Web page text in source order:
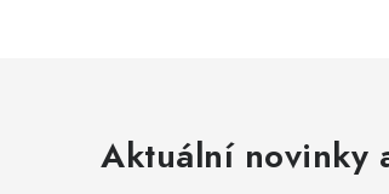
Aktuální novinky